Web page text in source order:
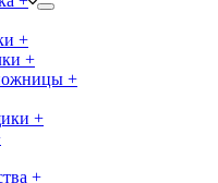
+
+
+
+
+